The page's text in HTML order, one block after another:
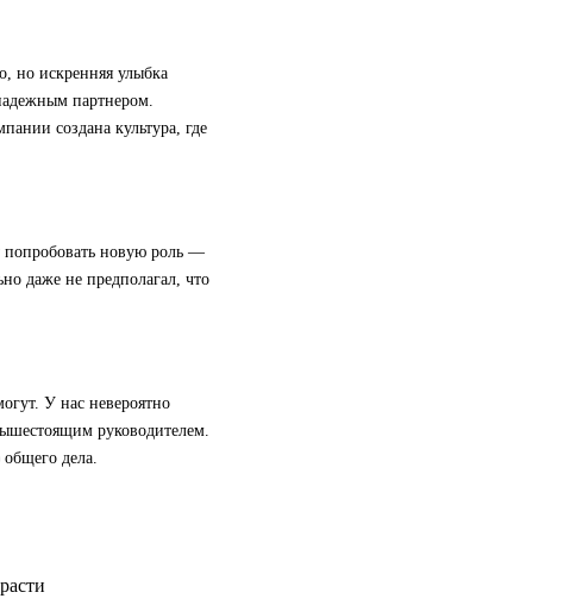
но искренняя улыбка
партнером.
создана культура, где
попробовать новую роль —
даже не предполагал, что
У нас невероятно
руководителем.
дела.